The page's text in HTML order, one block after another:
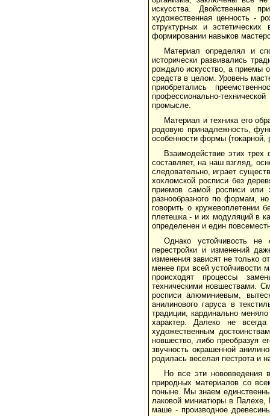
искусства. Двойственная
художественная ценность -
структурных и
формировании навыков
Материал определял и
исторически развивались
рождало искусство, а приемы
средств в целом. Уровень
приобретались
профессионально-
промысле.
Материал и техника его
родовую принадлежность,
особенности формы (токарной,
Взаимодействие этих
составляет, на наш взгляд,
следовательно, играет
хохломской росписи без
приемов самой росписи или
разнообразного по формам,
говорить о кружевоплетении
плетешка - и их модуляций в
определенен и един
Однако устойчивость
перестройки и изменений
изменения зависят не только
менее при всей устойчивости
происходят процессы
техническими новшествами.
росписи алюминиевым,
анилинового гаруса в
традиции, кардинально
характер. Далеко не
художественным
новшество, либо преобразуя
звучность окрашенной
родилась веселая пестрота и
Но все эти нововведения
природных материалов со
поныне. Мы знаем
лаковой миниатюры в Палехе,
маше - производное